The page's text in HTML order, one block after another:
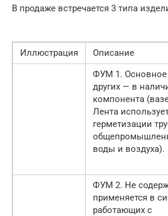
В продаже встречается 3 типа
Иллюстрация
Описание
ФУМ 1. Основное
других — в
компонента
Лента
герметизации
воды и воздуха).
ФУМ 2. Не
применяется в
работающих с